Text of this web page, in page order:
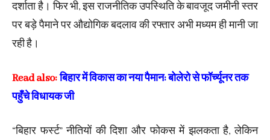
दर्शाता है। फिर भी, इस राजनीतिक उपस्थिति के बावजूद जमीनी स्तर
पर बड़े पैमाने पर औद्योगिक बदलाव की रफ्तार अभी मध्यम ही मानी जा
रही है।
Read also:बिहार में विकास का नया पैमान: बोलेरो से फॉर्च्यूनर तक
पहुँचे विधायक जी
“बिहार फर्स्ट” नीतियों की दिशा और फोकस में झलकता है, लेकिन